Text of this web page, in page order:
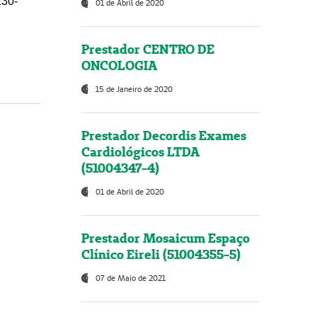
01 de Abril de 2020
Prestador CENTRO DE
ONCOLOGIA
15 de Janeiro de 2020
Prestador Decordis Exames
Cardiológicos LTDA
(51004347-4)
01 de Abril de 2020
Prestador Mosaicum Espaço
Clínico Eireli (51004355-5)
07 de Maio de 2021